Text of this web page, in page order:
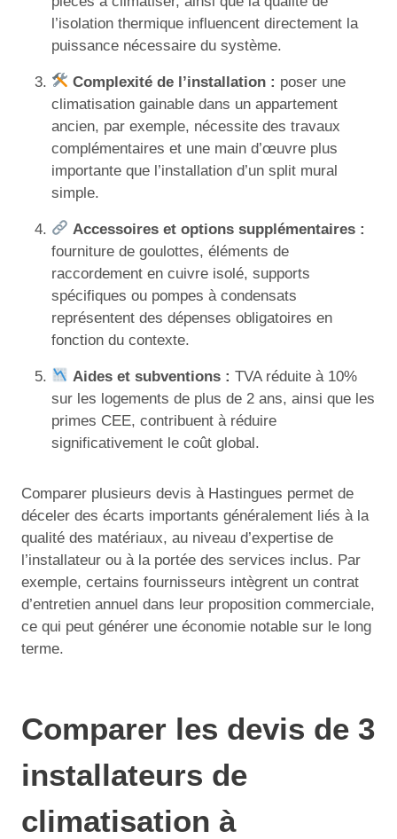
l’isolation thermique influencent directement la
puissance nécessaire du système.
Complexité de l’installation : poser une
climatisation gainable dans un appartement
ancien, par exemple, nécessite des travaux
complémentaires et une main d’œuvre plus
importante que l’installation d’un split mural
simple.
Accessoires et options supplémentaires :
fourniture de goulottes, éléments de
raccordement en cuivre isolé, supports
spécifiques ou pompes à condensats
représentent des dépenses obligatoires en
fonction du contexte.
Aides et subventions : TVA réduite à 10%
sur les logements de plus de 2 ans, ainsi que les
primes CEE, contribuent à réduire
significativement le coût global.
Comparer plusieurs devis à Hastingues permet de
déceler des écarts importants généralement liés à la
qualité des matériaux, au niveau d’expertise de
l’installateur ou à la portée des services inclus. Par
exemple, certains fournisseurs intègrent un contrat
d’entretien annuel dans leur proposition commerciale,
ce qui peut générer une économie notable sur le long
terme.
Comparer les devis de 3
installateurs de
climatisation à